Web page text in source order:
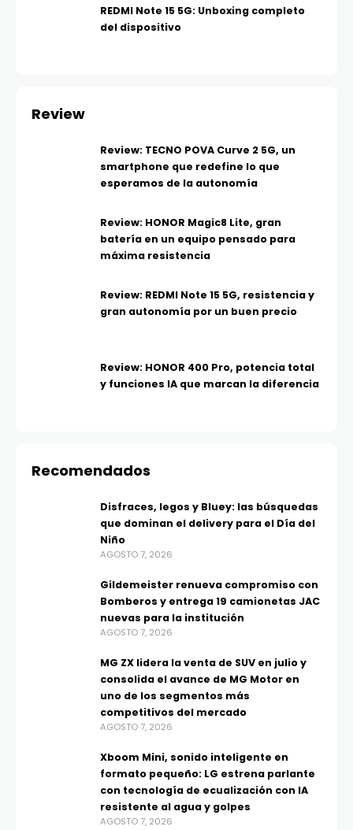
REDMI Note 15 5G: Unboxing completo
del dispositivo
Review
Review: TECNO POVA Curve 2 5G, un
smartphone que redefine lo que
esperamos de la autonomía
Review: HONOR Magic8 Lite, gran
batería en un equipo pensado para
máxima resistencia
Review: REDMI Note 15 5G, resistencia y
gran autonomía por un buen precio
Review: HONOR 400 Pro, potencia total
y funciones IA que marcan la diferencia
Recomendados
Disfraces, legos y Bluey: las búsquedas
que dominan el delivery para el Día del
Niño
AGOSTO 7, 2026
Gildemeister renueva compromiso con
Bomberos y entrega 19 camionetas JAC
nuevas para la institución
AGOSTO 7, 2026
MG ZX lidera la venta de SUV en julio y
consolida el avance de MG Motor en
uno de los segmentos más
competitivos del mercado
AGOSTO 7, 2026
Xboom Mini, sonido inteligente en
formato pequeño: LG estrena parlante
con tecnología de ecualización con IA
resistente al agua y golpes
AGOSTO 7, 2026